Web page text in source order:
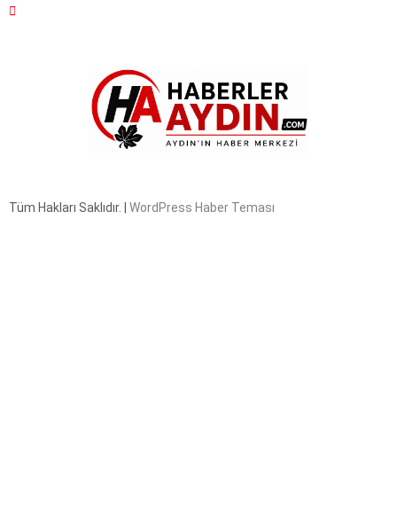
Tüm Hakları Saklıdır. | WordPress Haber Teması